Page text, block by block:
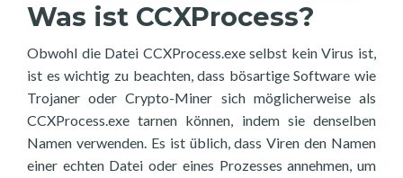
Was ist CCXProcess?
Obwohl die Datei CCXProcess.exe selbst kein Virus ist,
ist es wichtig zu beachten, dass bösartige Software wie
Trojaner oder Crypto-Miner sich möglicherweise als
CCXProcess.exe tarnen können, indem sie denselben
Namen verwenden. Es ist üblich, dass Viren den Namen
einer echten Datei oder eines Prozesses annehmen, um